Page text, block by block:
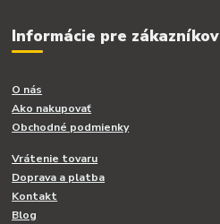
Informácie pre zákazníkov
O nás
Ako nakupovať
Obchodné podmienky
Vrátenie tovaru
Doprava a platba
Kontakt
Blog